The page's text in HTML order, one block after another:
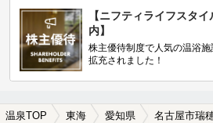
【ニフティライフスタ
内】
株主優待制度で人気の温浴
拡充されました！
温泉TOP 東海 愛知県 名古屋市瑞